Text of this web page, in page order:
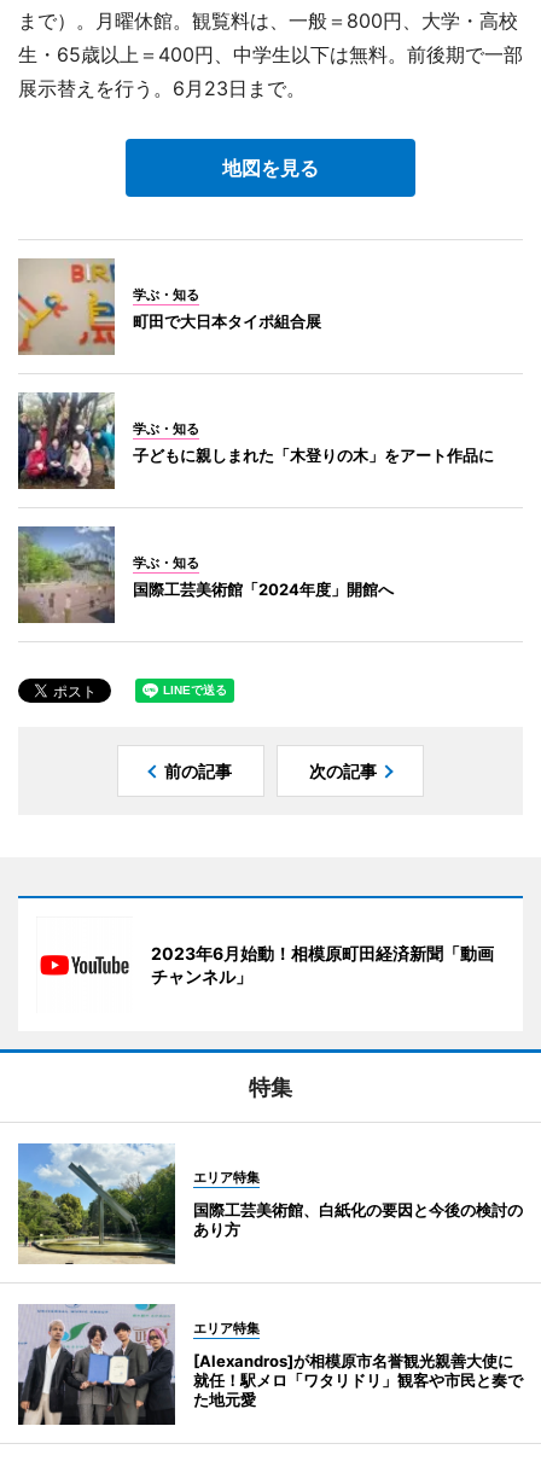
まで）。月曜休館。観覧料は、一般＝800円、大学・高校
生・65歳以上＝400円、中学生以下は無料。前後期で一部
展示替えを行う。6月23日まで。
地図を見る
学ぶ・知る
町田で大日本タイポ組合展
学ぶ・知る
子どもに親しまれた「木登りの木」をアート作品に
学ぶ・知る
国際工芸美術館「2024年度」開館へ
前の記事 次の記事
2023年6月始動！相模原町田経済新聞「動画
チャンネル」
特集
エリア特集
国際工芸美術館、白紙化の要因と今後の検討の
あり方
エリア特集
[Alexandros]が相模原市名誉観光親善大使に
就任！駅メロ「ワタリドリ」観客や市民と奏で
た地元愛